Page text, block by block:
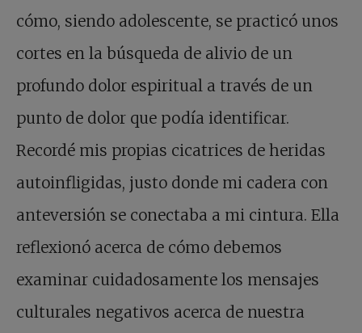
cómo, siendo adolescente, se practicó unos
cortes en la búsqueda de alivio de un
profundo dolor espiritual a través de un
punto de dolor que podía identificar.
Recordé mis propias cicatrices de heridas
autoinfligidas, justo donde mi cadera con
anteversión se conectaba a mi cintura. Ella
reflexionó acerca de cómo debemos
examinar cuidadosamente los mensajes
culturales negativos acerca de nuestra